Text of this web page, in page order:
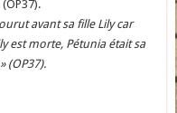
avant sa fille Lily car
est morte, Pétunia était sa
(OP37).